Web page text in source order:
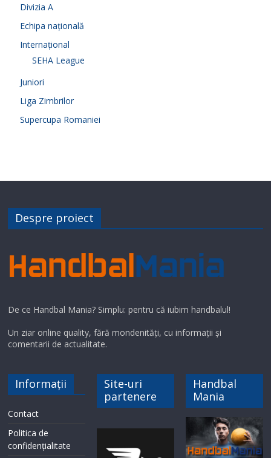
Divizia A
Echipa națională
Internațional
SEHA League
Juniori
Liga Zimbrilor
Supercupa Romaniei
Despre proiect
De ce Handbal Mania? Simplu: pentru că iubim handbalul!
Un ziar online quality, fără mondenități, cu informații și
comentarii de actualitate.
Informații
Contact
Politica de
confidențialitate
Site-uri
partenere
Handbal
Mania